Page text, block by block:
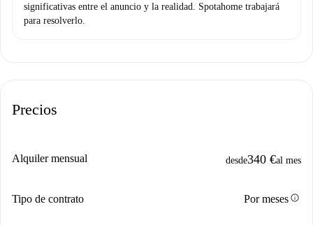
significativas entre el anuncio y la realidad. Spotahome trabajará
para resolverlo.
Precios
Alquiler mensual desde340 €al mes
Tipo de contrato Por mesesinfo